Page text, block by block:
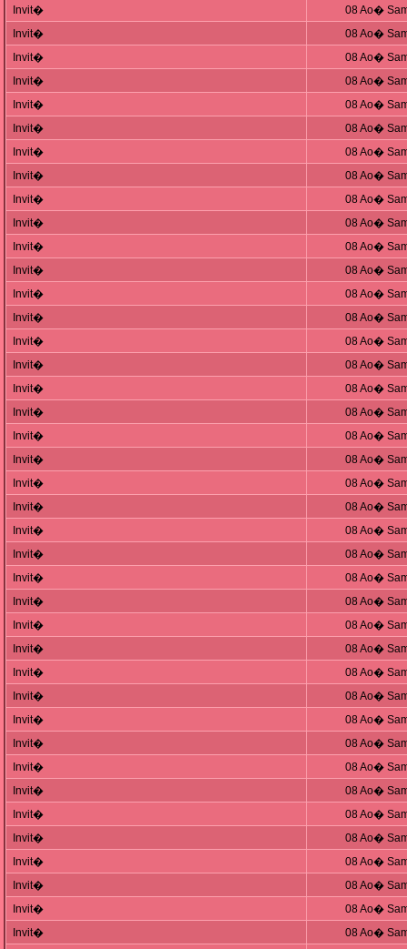
Invit�
08 Ao�
Invit�
08 Ao�
Invit�
08 Ao�
Invit�
08 Ao�
Invit�
08 Ao�
Invit�
08 Ao�
Invit�
08 Ao�
Invit�
08 Ao�
Invit�
08 Ao�
Invit�
08 Ao�
Invit�
08 Ao�
Invit�
08 Ao�
Invit�
08 Ao�
Invit�
08 Ao�
Invit�
08 Ao�
Invit�
08 Ao�
Invit�
08 Ao�
Invit�
08 Ao�
Invit�
08 Ao�
Invit�
08 Ao�
Invit�
08 Ao�
Invit�
08 Ao�
Invit�
08 Ao�
Invit�
08 Ao�
Invit�
08 Ao�
Invit�
08 Ao�
Invit�
08 Ao�
Invit�
08 Ao�
Invit�
08 Ao�
Invit�
08 Ao�
Invit�
08 Ao�
Invit�
08 Ao�
Invit�
08 Ao�
Invit�
08 Ao�
Invit�
08 Ao�
Invit�
08 Ao�
Invit�
08 Ao�
Invit�
08 Ao�
Invit�
08 Ao�
Invit�
08 Ao�